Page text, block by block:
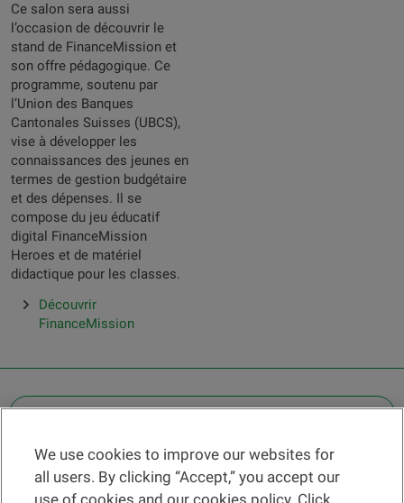
Ce salon sera aussi
l’occasion de découvrir le
stand de FinanceMission et
son offre pédagogique. Ce
programme, soutenu par
l’Union des Banques
Cantonales Suisses (UBCS),
vise à développer les
connaissances des jeunes en
termes de gestion budgétaire
et des dépenses. Il se
compose du jeu éducatif
digital FinanceMission
Heroes et de matériel
didactique pour les classes.
Découvrir
FinanceMission
Find a branch
Help and contact
We use cookies to improve our websites for
all users. By clicking “Accept,” you accept our
use of cookies and our cookies policy. Click